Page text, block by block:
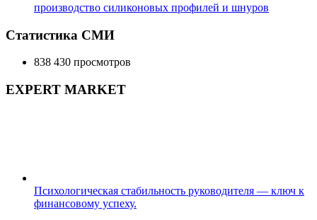
производство силиконовых профилей и шнуров
Статистика СМИ
838 430 просмотров
EXPERT MARKET
Психологическая стабильность руководителя — ключ к
финансовому успеху.